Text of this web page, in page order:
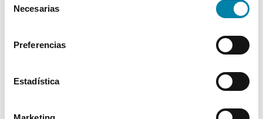
Necesarias
Preferencias
Estadística
Faros LED
* La información de Equipamiento puede no reflejar todos los detalles